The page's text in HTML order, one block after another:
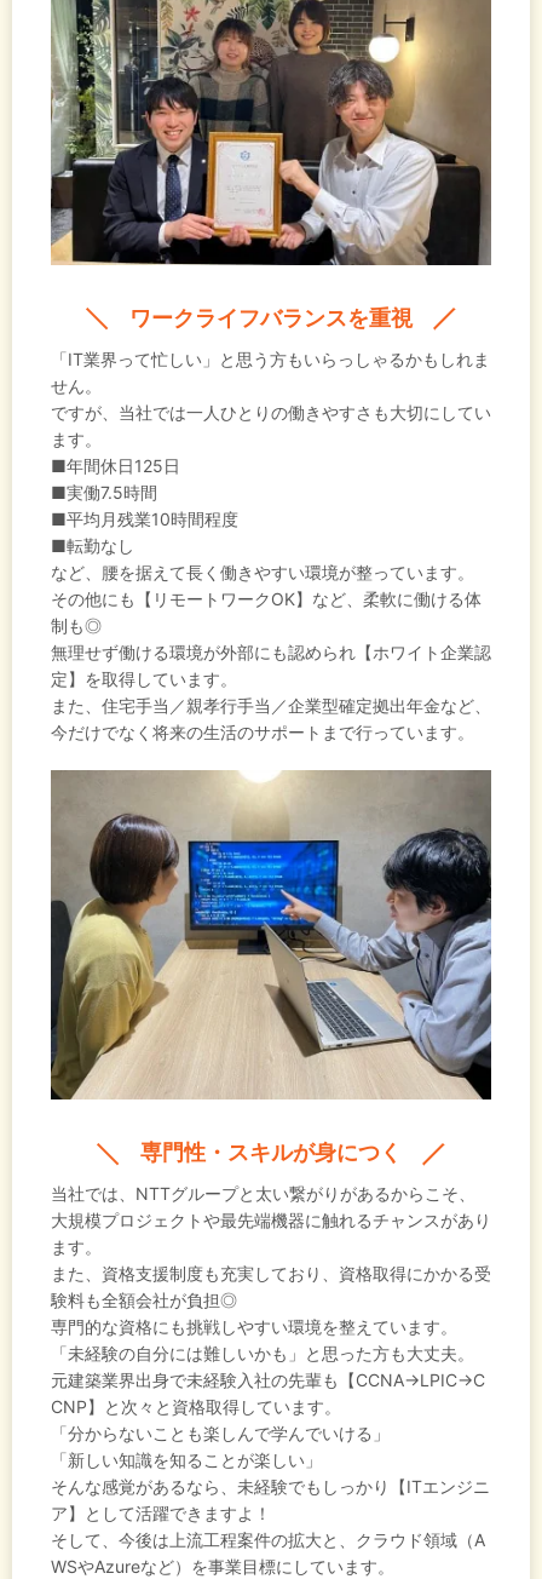
感でき、やりがいに繋がっています。
ワークライフバランスを重視
「IT業界って忙しい」と思う方もいらっしゃるかもしれま
せん。
ですが、当社では一人ひとりの働きやすさも大切にしてい
ます。
■年間休日125日
■実働7.5時間
■平均月残業10時間程度
■転勤なし
など、腰を据えて長く働きやすい環境が整っています。
その他にも【リモートワークOK】など、柔軟に働ける体
制も◎
無理せず働ける環境が外部にも認められ【ホワイト企業認
定】を取得しています。
また、住宅手当／親孝行手当／企業型確定拠出年金など、
今だけでなく将来の生活のサポートまで行っています。
専門性・スキルが身につく
当社では、NTTグループと太い繋がりがあるからこそ、
大規模プロジェクトや最先端機器に触れるチャンスがあり
ます。
また、資格支援制度も充実しており、資格取得にかかる受
験料も全額会社が負担◎
専門的な資格にも挑戦しやすい環境を整えています。
「未経験の自分には難しいかも」と思った方も大丈夫。
元建築業界出身で未経験入社の先輩も【CCNA→LPIC→C
CNP】と次々と資格取得しています。
「分からないことも楽しんで学んでいける」
「新しい知識を知ることが楽しい」
そんな感覚があるなら、未経験でもしっかり【ITエンジニ
ア】として活躍できますよ！
そして、今後は上流工程案件の拡大と、クラウド領域（A
WSやAzureなど）を事業目標にしています。